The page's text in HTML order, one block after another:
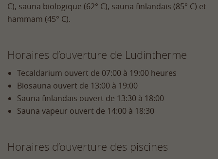
C), sauna biologique (62° C), sauna finlandais (85° C) et
hammam (45° C).
Horaires d’ouverture de Ludintherme
Tecaldarium ouvert de 07:00 à 19:00 heures
Biosauna ouvert de 13:00 à 19:00
Sauna finlandais ouvert de 13:30 à 18:00
Sauna vapeur ouvert de 14:00 à 18:30
Horaires d’ouverture des piscines